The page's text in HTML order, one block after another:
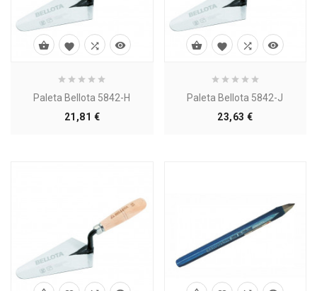
Paleta Bellota 5842-H
21,81 €Precio
   
Paleta Bellota 5842-J
23,63 €Precio
   